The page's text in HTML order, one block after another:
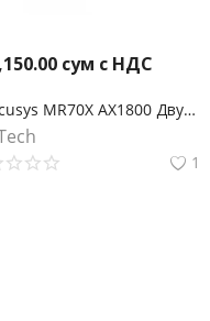
сум с НДС
Mercusys MR70X AX1800 Двухдиапазонный гигабитный беспроводной маршрутизатор Wi-Fi 6
1